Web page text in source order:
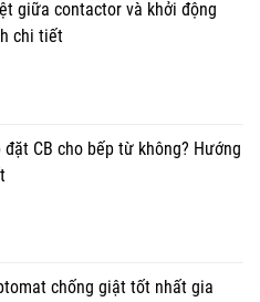
giữa contactor và khởi động
chi tiết
đặt CB cho bếp từ không? Hướng
chống giật tốt nhất gia